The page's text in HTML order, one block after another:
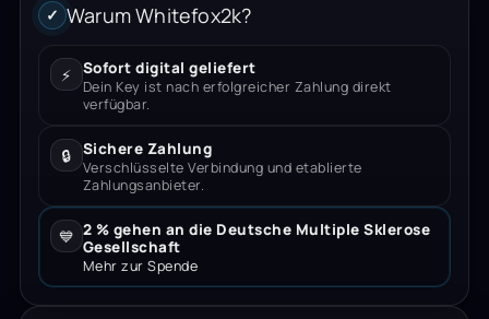
✓ Warum Whitefox2k?
⚡ Sofort digital geliefert
Dein Key ist nach erfolgreicher Zahlung direkt
verfügbar.
🔒 Sichere Zahlung
Verschlüsselte Verbindung und etablierte
Zahlungsanbieter.
💙 2 % gehen an die Deutsche Multiple Sklerose
Gesellschaft
Mehr zur Spende